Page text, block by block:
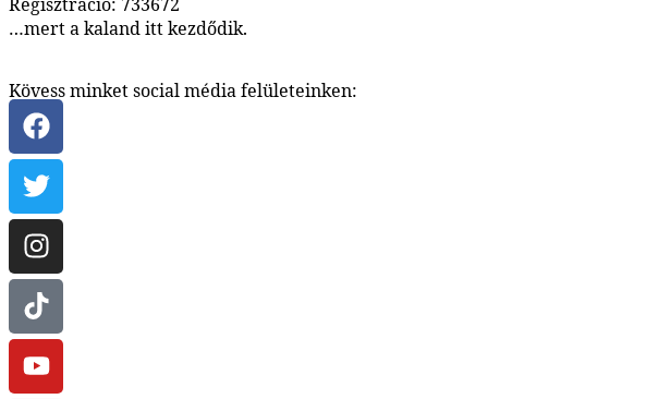
…mert a kaland itt kezdődik.
Kövess minket social média felületeinken: